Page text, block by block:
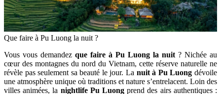
Que faire à Pu Luong la nuit ?
Vous vous demandez que faire à Pu Luong la nuit ? Nichée au
cœur des montagnes du nord du Vietnam, cette réserve naturelle ne
révèle pas seulement sa beauté le jour. La nuit à Pu Luong dévoile
une atmosphère unique où traditions et nature s’entrelacent. Loin des
villes animées, la nightlife Pu Luong prend des airs authentiques :